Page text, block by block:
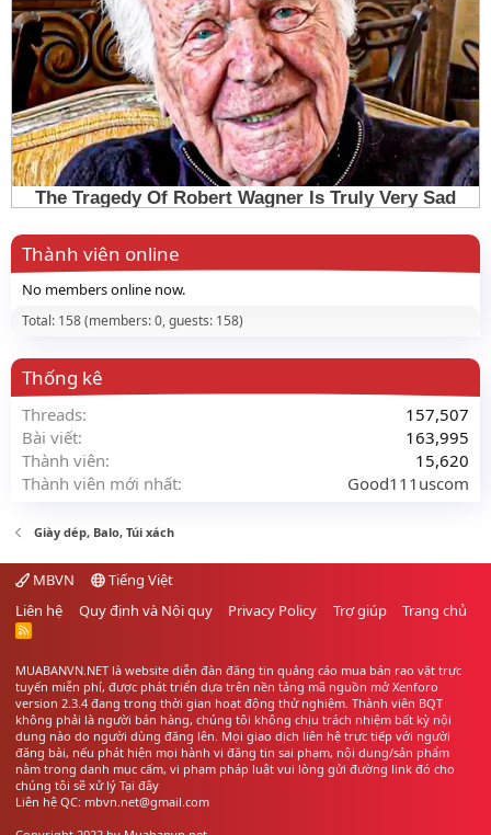
Thành viên online
No members online now.
Total: 158 (members: 0, guests: 158)
Thống kê
Threads
157,507
Bài viết
163,995
Thành viên
15,620
Thành viên mới nhất
Good111uscom
Giày dép, Balo, Túi xách
MBVN
Tiếng Việt
Liên hệ
Quy định và Nội quy Privacy Policy Trợ giúp Trang chủ
R
MUABANVN.NET là website diễn đàn đăng tin quảng cáo mua bán rao vặt trực
tuyến miễn phí, được phát triển dựa trên nền tảng mã nguồn mở Xenforo
version 2.3.4 đang trong thời gian hoạt động thử nghiệm. Thành viên BQT
không phải là người bán hàng, chúng tôi không chịu trách nhiệm bất kỳ nội
dung nào do người dùng đăng lên. Mọi giao dịch liên hệ trực tiếp với người
đăng bài, nếu phát hiện mọi hành vi đăng tin sai phạm, nội dung/sản phẩm
nằm trong danh mục cấm, vi phạm pháp luật vui lòng gửi đường link đó cho
chúng tôi sẽ xử lý Tại đây
Liên hệ QC: mbvn.net@gmail.com